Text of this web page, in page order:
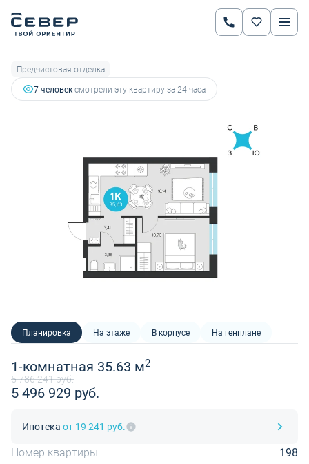
1-комнатная
5 786 241 руб.
5 496 929 руб.
Ипотекаот 19 241 руб.
Предчистовая отделка
7 человексмотрели эту квартиру за 24 часа
Планировка На этаже В корпусе На генплане
1-комнатная 35.63 м2
5 786 241 руб.
5 496 929 руб.
Ипотека от 19 241 руб.
Номер квартиры 198